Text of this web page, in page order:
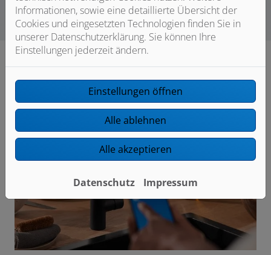
Informationen, sowie eine detaillierte Übersicht der
Cookies und eingesetzten Technologien finden Sie in
unserer Datenschutzerklärung. Sie können Ihre
Einstellungen jederzeit ändern.
Einstellungen öffnen
Alle ablehnen
Alle akzeptieren
Datenschutz Impressum